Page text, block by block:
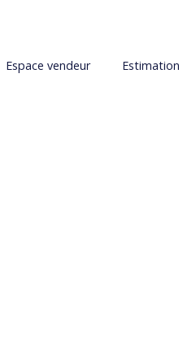
Espace vendeur Estimation